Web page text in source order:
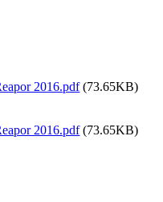
2016.pdf(73.65KB)
2016.pdf(73.65KB)